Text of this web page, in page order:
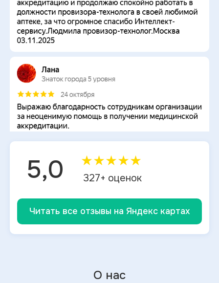
5,0 ★★★★★
327+ оценок
Читать все отзывы на Яндекс картах
О нас